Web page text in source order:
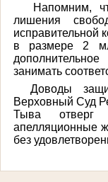
Напомним,
лишения
исправительной
в размере 2
занимать
Доводы
Верховный Суд
Тыва отверг
апелляционные
без